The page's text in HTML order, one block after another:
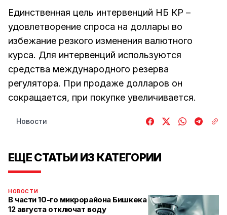
Единственная цель интервенций НБ КР –
удовлетворение спроса на доллары во
избежание резкого изменения валютного
курса. Для интервенций используются
средства международного резерва
регулятора. При продаже долларов он
сокращается, при покупке увеличивается.
Новости
ЕЩЕ СТАТЬИ ИЗ КАТЕГОРИИ
НОВОСТИ
В части 10-го микрорайона Бишкека
12 августа отключат воду